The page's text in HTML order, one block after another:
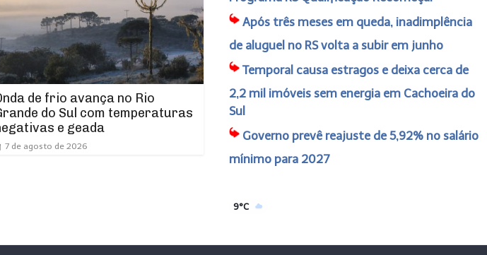
de frio avança no Rio
do Sul com temperaturas
e geada
7 de agosto de 2026
Após três meses em queda, inadimplência
de aluguel no RS volta a subir em junho
Temporal causa estragos e deixa cerca de
2,2 mil imóveis sem energia em Cachoeira do
Sul
Governo prevê reajuste de 5,92% no salário
mínimo para 2027
9°C